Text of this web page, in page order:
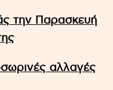
την Παρασκευή
αλλαγές